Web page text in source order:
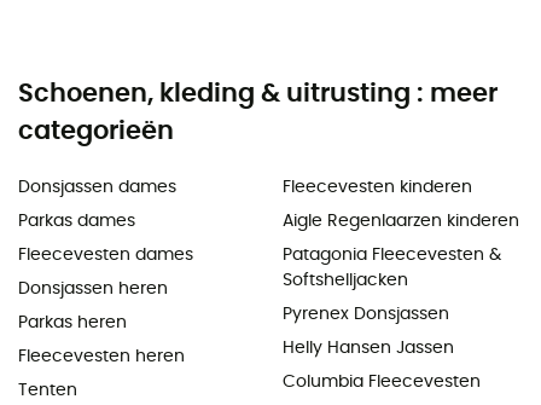
Schoenen, kleding & uitrusting : meer
categorieën
Donsjassen dames
Parkas dames
Fleecevesten dames
Donsjassen heren
Parkas heren
Fleecevesten heren
Tenten
Fleecevesten kinderen
Aigle Regenlaarzen kinderen
Patagonia Fleecevesten &
Softshelljacken
Pyrenex Donsjassen
Helly Hansen Jassen
Columbia Fleecevesten